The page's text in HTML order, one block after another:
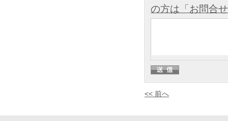
の方は「お問合
<< 前へ